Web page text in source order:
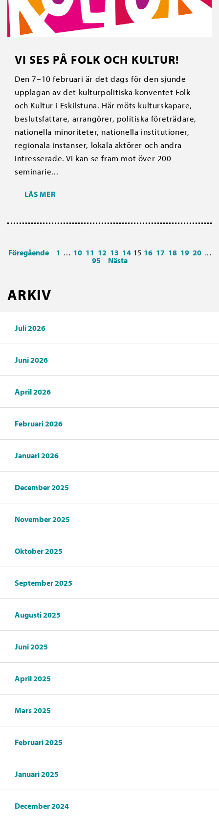
VI SES PÅ FOLK OCH KULTUR!
Den 7–10 februari är det dags för den sjunde
upplagan av det kulturpolitiska konventet Folk
och Kultur i Eskilstuna. Här möts kulturskapare,
beslutsfattare, arrangörer, politiska företrädare,
nationella minoriteter, nationella institutioner,
regionala instanser, lokala aktörer och andra
intresserade. Vi kan se fram mot över 200
seminarie...
LÄS MER
Föregående 1 … 10 11 12 13 14 15 16 17 18 19 20 …
95
Nästa
ARKIV
Juli 2026
Juni 2026
April 2026
Februari 2026
Januari 2026
December 2025
November 2025
Oktober 2025
September 2025
Augusti 2025
Juni 2025
April 2025
Mars 2025
Februari 2025
Januari 2025
December 2024